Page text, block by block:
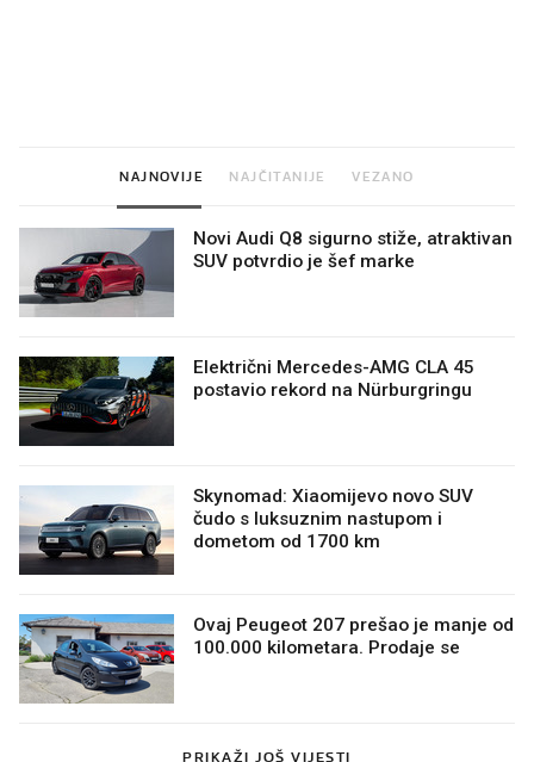
NAJNOVIJE NAJČITANIJE VEZANO
Novi Audi Q8 sigurno stiže, atraktivan
SUV potvrdio je šef marke
Električni Mercedes-AMG CLA 45
postavio rekord na Nürburgringu
Skynomad: Xiaomijevo novo SUV
čudo s luksuznim nastupom i
dometom od 1700 km
Ovaj Peugeot 207 prešao je manje od
100.000 kilometara. Prodaje se
PRIKAŽI JOŠ VIJESTI